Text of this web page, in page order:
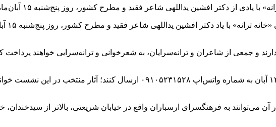
و جمعی از شاعران و ترانه‌سرایان، به شعرخوانی و ترانه‌سرایی خواهند
علاقمندان به شعرخوانی در این نشست نیز می‌توانند آثار خود را تا روز سه‌شنبه ۱۳ آبان به شماره
به فرهنگسرای ارسباران واقع در خیابان شریعتی، بالاتر از سیدخندان،